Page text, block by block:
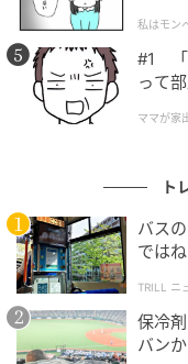
頭は良いけど頑
マン」
さらに、食事の面
中嶋さん：「給餌器
れておくと、一番
頭が良いんでしょ
『ニンジンは絶対
唯一、ニンジンを
私はモン
#1 「
って
ママが家
ト
バス
では
TRILL ニ
保冷
バン